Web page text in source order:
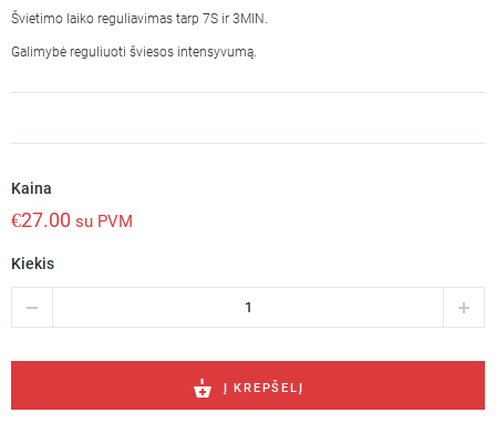
Švietimo laiko reguliavimas tarp 7S ir 3MIN.
Galimybė reguliuoti šviesos intensyvumą.
Kaina
€27.00 su PVM
Kiekis
lauko
FOREST
Į KREPŠELĮ